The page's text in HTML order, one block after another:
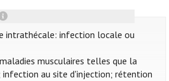
intrathécale: infection locale ou
musculaires telles que la
infection au site d'injection; rétention